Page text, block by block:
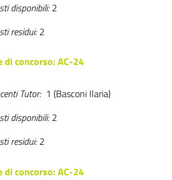
disponibili:2
residui:2
di concorso: AC-24
Tutor:1 (Basconi Ilaria)
disponibili:2
residui:2
di concorso: AC-24